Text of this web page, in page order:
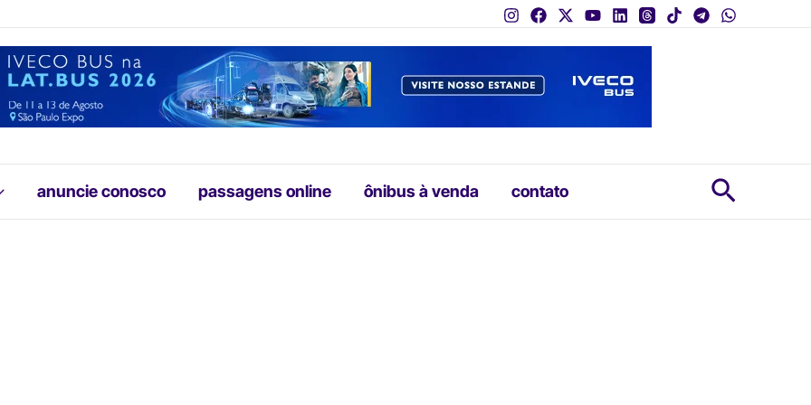
anuncie conosco passagens online ônibus à venda contato